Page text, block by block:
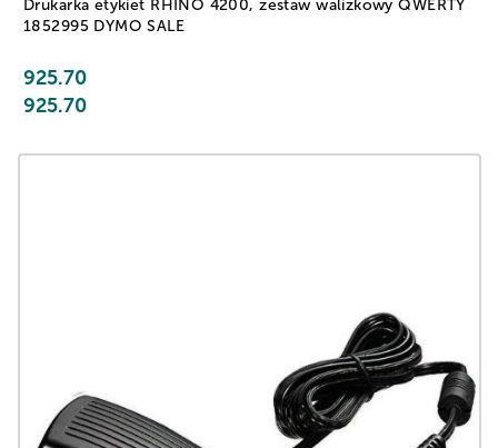
Drukarka etykiet RHINO 4200, zestaw walizkowy QWERTY
1852995 DYMO SALE
925.70
925.70